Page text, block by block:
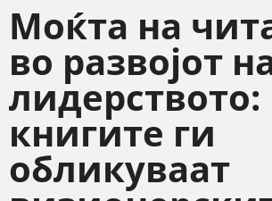
Моќта на
во развојот
лидерството:
книгите ги
обликуваат